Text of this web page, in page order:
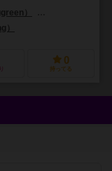
）
）
0
持ってる